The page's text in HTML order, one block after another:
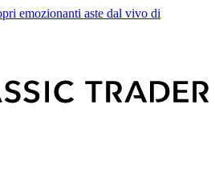
emozionanti aste dal vivo di